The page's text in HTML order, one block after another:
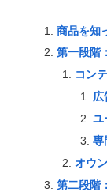
商品を知
第一段階
コン
広
ユ
専
オウ
第二段階